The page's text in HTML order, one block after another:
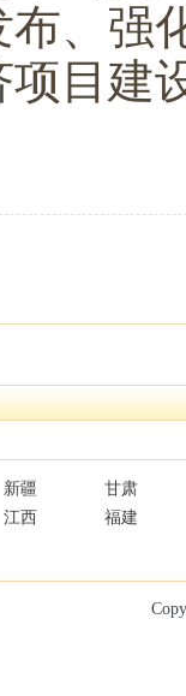
布、强
目建
新疆
甘肃
江西
福建